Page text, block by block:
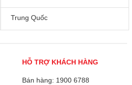
Trung Quốc
HỖ TRỢ KHÁCH HÀNG
Bán hàng: 1900 6788